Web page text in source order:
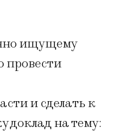
ищущему
провести
и сделать к
доклад на тему: